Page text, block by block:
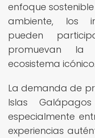
enfoque
ambiente, los
pueden
promuevan la
ecosistema icónico.
La demanda de
Islas
especialmente
experiencias